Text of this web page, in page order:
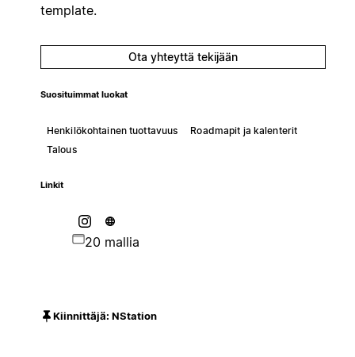
template.
Ota yhteyttä tekijään
Suosituimmat luokat
Henkilökohtainen tuottavuus
Roadmapit ja kalenterit
Talous
Linkit
20 mallia
Kiinnittäjä: NStation